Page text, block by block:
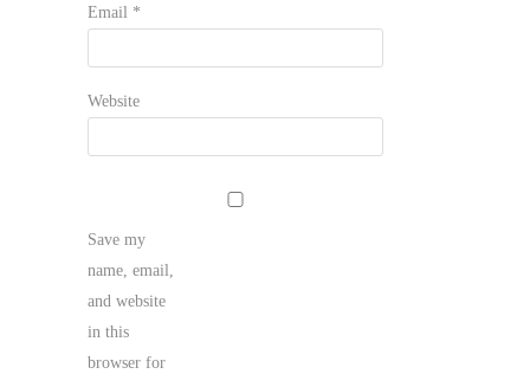
Email *
Website
Save my
name, email,
and website
in this
browser for